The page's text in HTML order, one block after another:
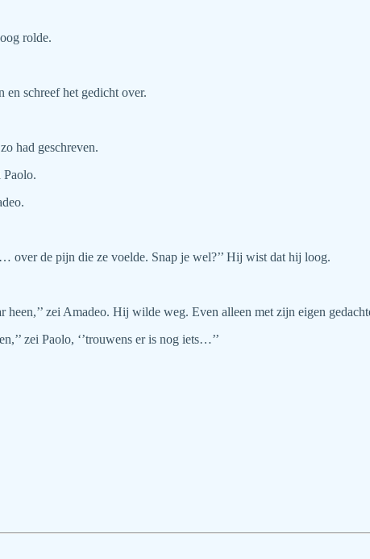
rolde.
en schreef het gedicht over.
had geschreven.
Paolo.
over de pijn die ze voelde. Snap je wel?’’ Hij wist dat hij loog.
heen,’’ zei Amadeo. Hij wilde weg. Even alleen met zijn eigen
zei Paolo, ‘’trouwens er is nog iets…’’